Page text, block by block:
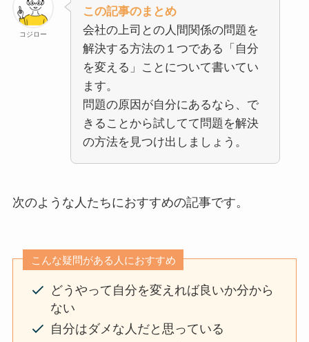
コジロー
この記事のまとめ
会社の上司との人間関係の問題を
解決する方法の１つである「自分
を変える」ことについて書いてい
ます。
問題の原因が自分にあるなら、で
きることから試してて問題を解決
の方法を見つけ出しましょう。
次のような人たちにおすすめの記事です。
こんな疑問がある人におすすめ
どうやって自分を変えれば良いか分から
ない
自分はダメな人だと思っている